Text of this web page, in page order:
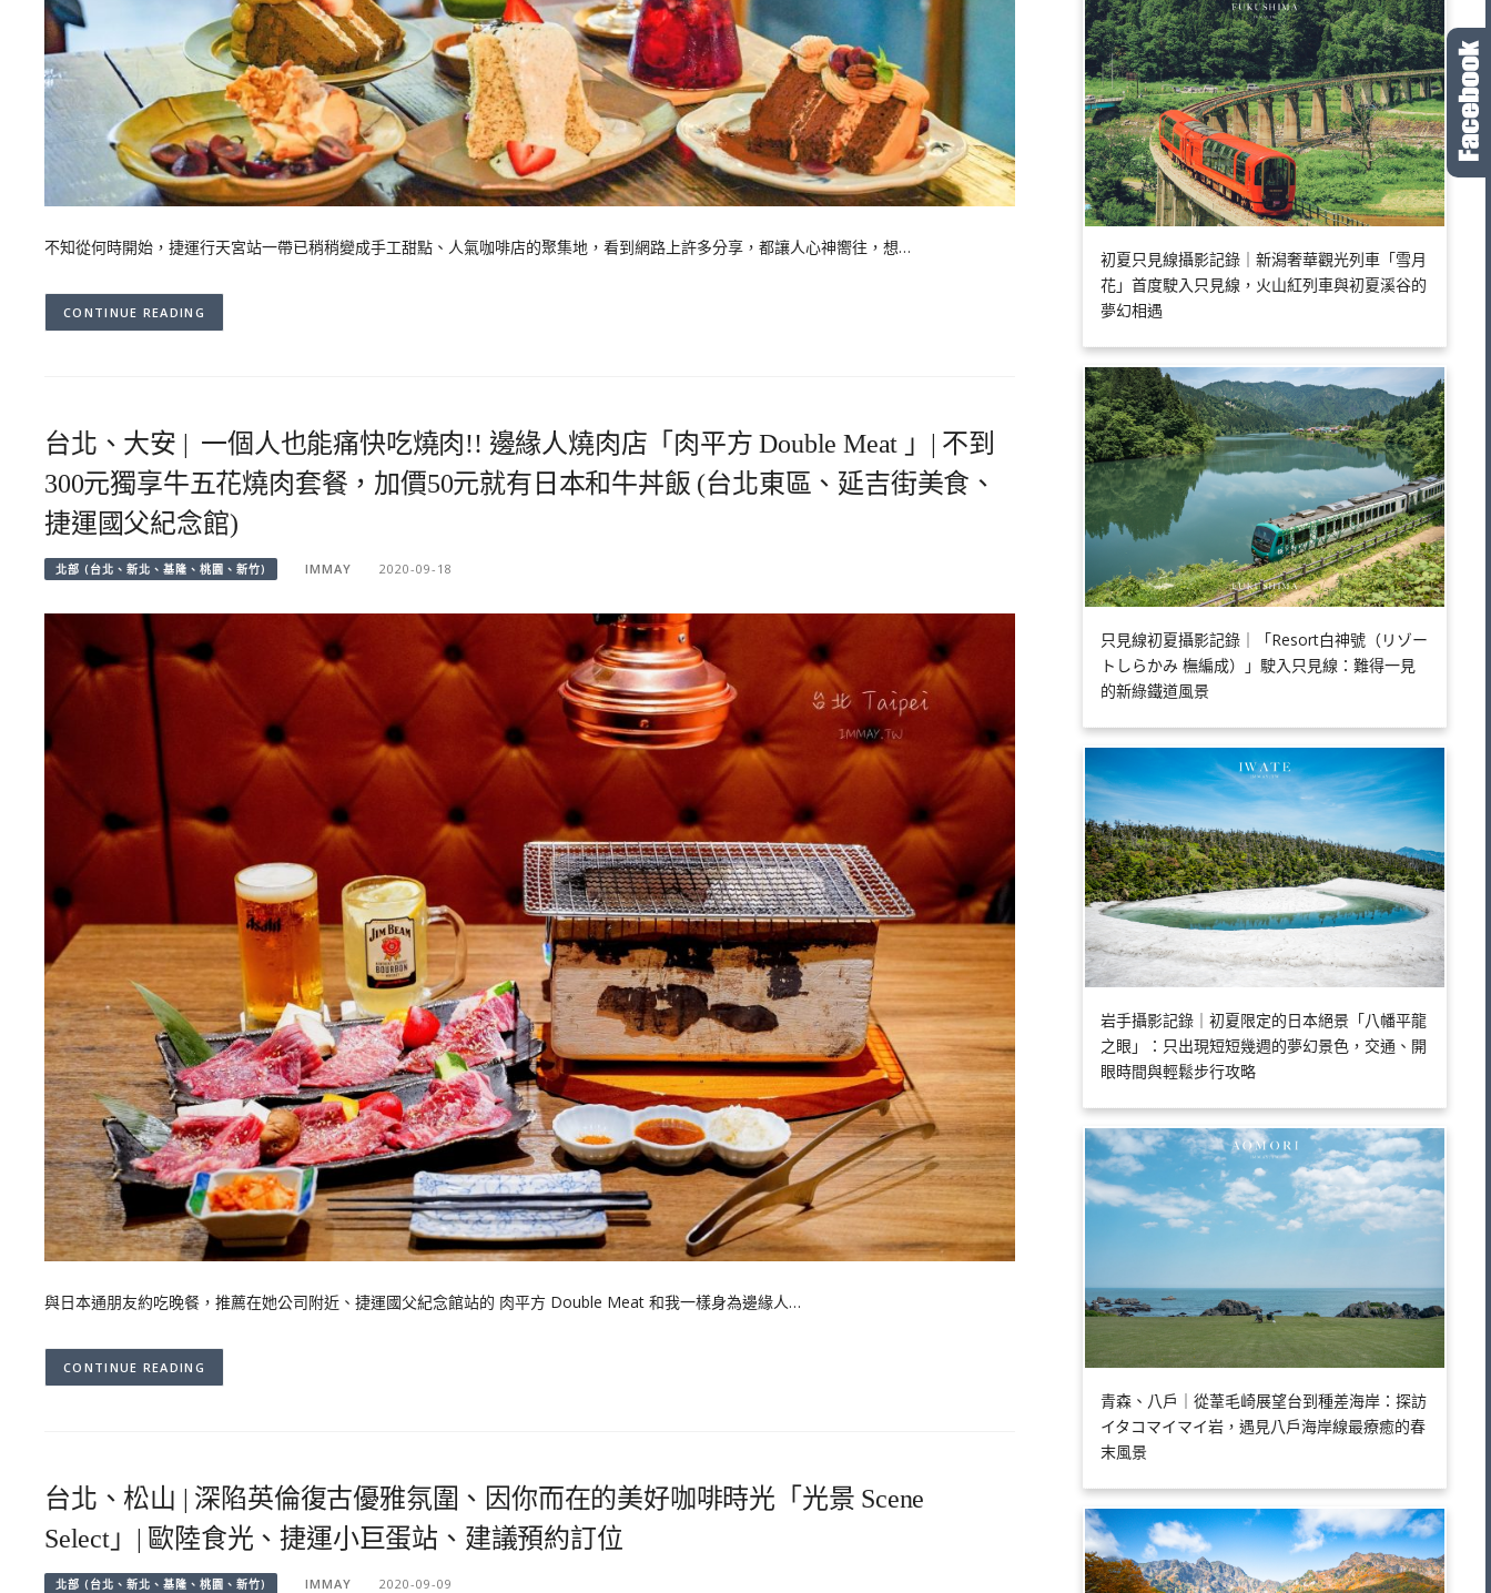
不知從何時開始，捷運行天宮站一帶已稍稍變成手工甜點、人氣咖啡店的聚集地，看到網路上許多分享，都讓人心神嚮往，想…
CONTINUE READING
台北、大安 | 一個人也能痛快吃燒肉!! 邊緣人燒肉店「肉平方 Double Meat 」| 不到
300元獨享牛五花燒肉套餐，加價50元就有日本和牛丼飯 (台北東區、延吉街美食、
捷運國父紀念館)
北部 (台北、新北、基隆、桃園、新竹) IMMAY 2020-09-18
與日本通朋友約吃晚餐，推薦在她公司附近、捷運國父紀念館站的 肉平方 Double Meat 和我一樣身為邊緣人…
CONTINUE READING
台北、松山 | 深陷英倫復古優雅氛圍、因你而在的美好咖啡時光「光景 Scene
Select」| 歐陸食光、捷運小巨蛋站、建議預約訂位
北部 (台北、新北、基隆、桃園、新竹) IMMAY 2020-09-09
初夏只見線攝影記錄｜新潟奢華觀光列車「雪月
花」首度駛入只見線，火山紅列車與初夏溪谷的
夢幻相遇
只見線初夏攝影記錄｜「Resort白神號（リゾー
トしらかみ 橅編成）」駛入只見線：難得一見
的新綠鐵道風景
岩手攝影記錄｜初夏限定的日本絕景「八幡平龍
之眼」：只出現短短幾週的夢幻景色，交通、開
眼時間與輕鬆步行攻略
青森、八戶｜從葦毛崎展望台到種差海岸：探訪
イタコマイマイ岩，遇見八戶海岸線最療癒的春
末風景